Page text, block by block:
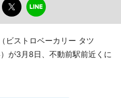
ビストロベーカリー タツ
が3月8日、不動前駅前近くに